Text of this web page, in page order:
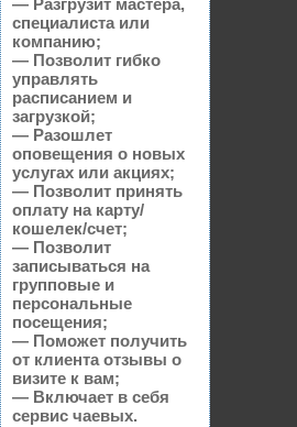
— Разгрузит мастера,
специалиста или
компанию;
— Позволит гибко
управлять
расписанием и
загрузкой;
— Разошлет
оповещения о новых
услугах или акциях;
— Позволит принять
оплату на карту/
кошелек/счет;
— Позволит
записываться на
групповые и
персональные
посещения;
— Поможет получить
от клиента отзывы о
визите к вам;
— Включает в себя
сервис чаевых.